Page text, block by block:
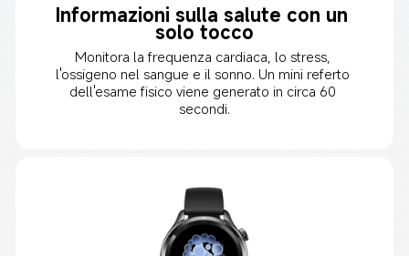
Informazioni sulla salute con un
solo tocco
Monitora la frequenza cardiaca, lo stress,
l'ossigeno nel sangue e il sonno. Un mini referto
dell'esame fisico viene generato in circa 60
secondi.